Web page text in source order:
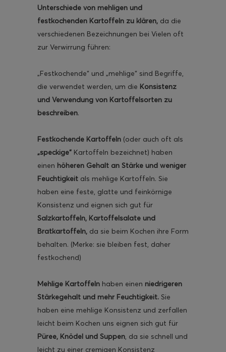
Unterschiede von mehligen und
festkochenden Kartoffeln zu klären, da die
verschiedenen Bezeichnungen bei Vielen oft
zur Verwirrung führen:
„Festkochende“ und „mehlige“ sind Begriffe,
die verwendet werden, um die Konsistenz
und Verwendung von Kartoffelsorten zu
beschreiben.
Festkochende Kartoffeln (oder auch oft als
„speckige“ Kartoffeln bezeichnet) haben
einen höheren Gehalt an Stärke und weniger
Feuchtigkeit als mehlige Kartoffeln. Sie
haben eine feste, glatte und feinkörnige
Konsistenz und eignen sich gut für
Salzkartoffeln, Kartoffelsalate und
Bratkartoffeln, da sie beim Kochen ihre Form
behalten. (Merke: sie bleiben fest, daher
festkochend)
Mehlige Kartoffeln haben einen niedrigeren
Stärkegehalt und mehr Feuchtigkeit. Sie
haben eine mehlige Konsistenz und zerfallen
leicht beim Kochen uns eignen sich gut für
Püree, Knödel und Suppen, da sie schnell und
leicht zu einer cremigen Konsistenz